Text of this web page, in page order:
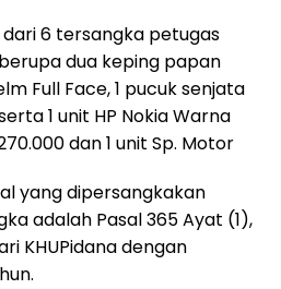
6 tersangka petugas
dua keping papan
Full Face, 1 pucuk senjata
1 unit HP Nokia Warna
dan 1 unit Sp. Motor
yang dipersangkakan
adalah Pasal 365 Ayat (1),
KHUPidana dengan